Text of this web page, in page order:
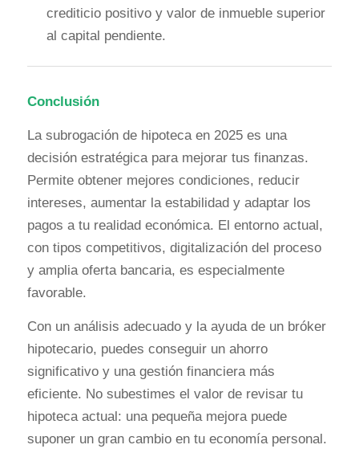
crediticio positivo y valor de inmueble superior
al capital pendiente.
Conclusión
La subrogación de hipoteca en 2025 es una
decisión estratégica para mejorar tus finanzas.
Permite obtener mejores condiciones, reducir
intereses, aumentar la estabilidad y adaptar los
pagos a tu realidad económica. El entorno actual,
con tipos competitivos, digitalización del proceso
y amplia oferta bancaria, es especialmente
favorable.
Con un análisis adecuado y la ayuda de un bróker
hipotecario, puedes conseguir un ahorro
significativo y una gestión financiera más
eficiente. No subestimes el valor de revisar tu
hipoteca actual: una pequeña mejora puede
suponer un gran cambio en tu economía personal.